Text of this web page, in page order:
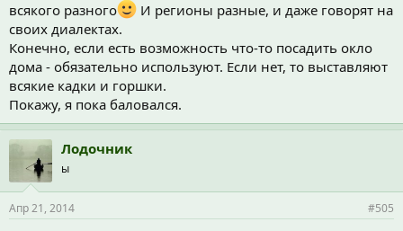
всякого разного
И регионы разные, и даже говорят на
своих диалектах.
Конечно, если есть возможность что-то посадить окло
дома - обязательно используют. Если нет, то выставляют
всякие кадки и горшки.
Покажу, я пока баловался.
Лодочник
ы
Апр 21, 2014 #505